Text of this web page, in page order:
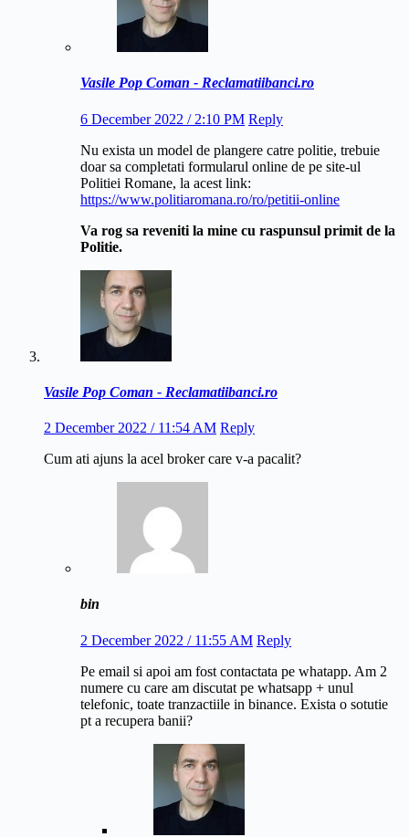
Vasile Pop Coman - Reclamatiibanci.ro
6 December 2022 / 2:10 PM Reply
Nu exista un model de plangere catre politie, trebuie
doar sa completati formularul online de pe site-ul
Politiei Romane, la acest link:
https://www.politiaromana.ro/ro/petitii-online
Va rog sa reveniti la mine cu raspunsul primit de la
Politie.
Vasile Pop Coman - Reclamatiibanci.ro
2 December 2022 / 11:54 AM Reply
Cum ati ajuns la acel broker care v-a pacalit?
bin
2 December 2022 / 11:55 AM Reply
Pe email si apoi am fost contactata pe whatapp. Am 2
numere cu care am discutat pe whatsapp + unul
telefonic, toate tranzactiile in binance. Exista o sotutie
pt a recupera banii?